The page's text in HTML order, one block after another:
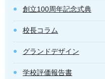
創立100周年記念式典
校長コラム
グランドデザイン
学校評価報告書